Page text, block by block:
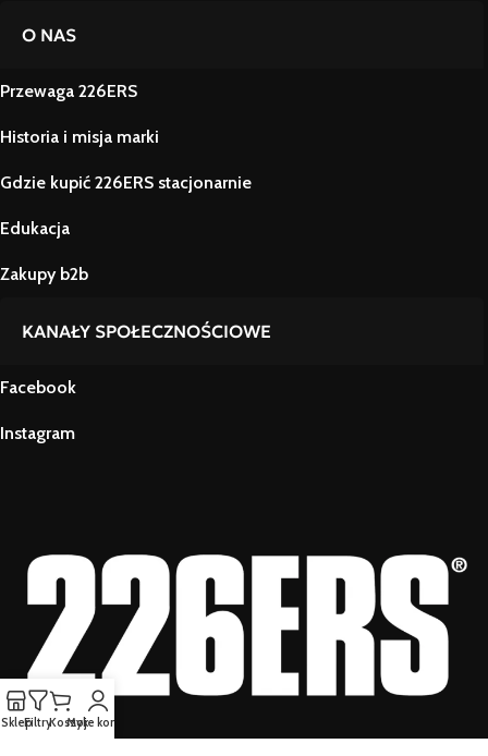
O NAS
Przewaga 226ERS
Historia i misja marki
Gdzie kupić 226ERS stacjonarnie
Edukacja
Zakupy b2b
KANAŁY SPOŁECZNOŚCIOWE
Facebook
Instagram
SklepFiltryKoszykMoje konto